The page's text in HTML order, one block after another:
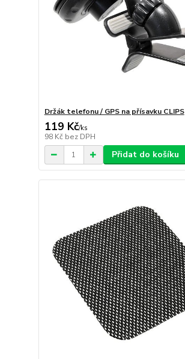
Držák telefonu / GPS na přísavku CLIPS
119 Kč/ks
98 Kč bez DPH
Přidat do košíku